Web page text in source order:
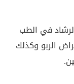
في الطب
الربو وكذلك